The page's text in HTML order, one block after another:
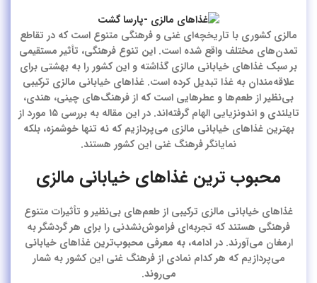
مالزی کشوری با تاریخچه‌ای غنی و فرهنگی متنوع است که در تقاطع
تمدن‌های مختلف واقع شده است. این تنوع فرهنگی، تأثیر مستقیمی
بر سبک غذاهای خیابانی مالزی گذاشته و این کشور را به بهشتی برای
علاقه‌مندان به غذا تبدیل کرده است. غذاهای خیابانی مالزی ترکیبی
بی‌نظیر از طعم‌ها و عطرهایی است که از فرهنگ‌های چینی، هندی،
تایلندی و اندونزیایی الهام گرفته‌اند. در این مقاله به بررسی ۱۵ مورد از
بهترین غذاهای خیابانی مالزی می‌پردازیم که نه تنها خوشمزه، بلکه
نمایانگر فرهنگ غنی این کشور هستند.
محبوب ترین غذاهای خیابانی مالزی
غذاهای خیابانی مالزی ترکیبی از طعم‌های بی‌نظیر و تأثیرات متنوع
فرهنگی هستند که تجربه‌ای فراموش‌نشدنی را برای هر گردشگر به
ارمغان می‌آورند. در ادامه، به معرفی محبوب‌ترین غذاهای خیابانی
می‌پردازیم که هر کدام نمادی از فرهنگ غنی این کشور به شمار
می‌روند.